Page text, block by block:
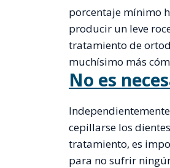
porcentaje mínimo
producir un leve
tratamiento de
muchísimo más
No es
cepillarse los
tratamiento, es
para no sufrir